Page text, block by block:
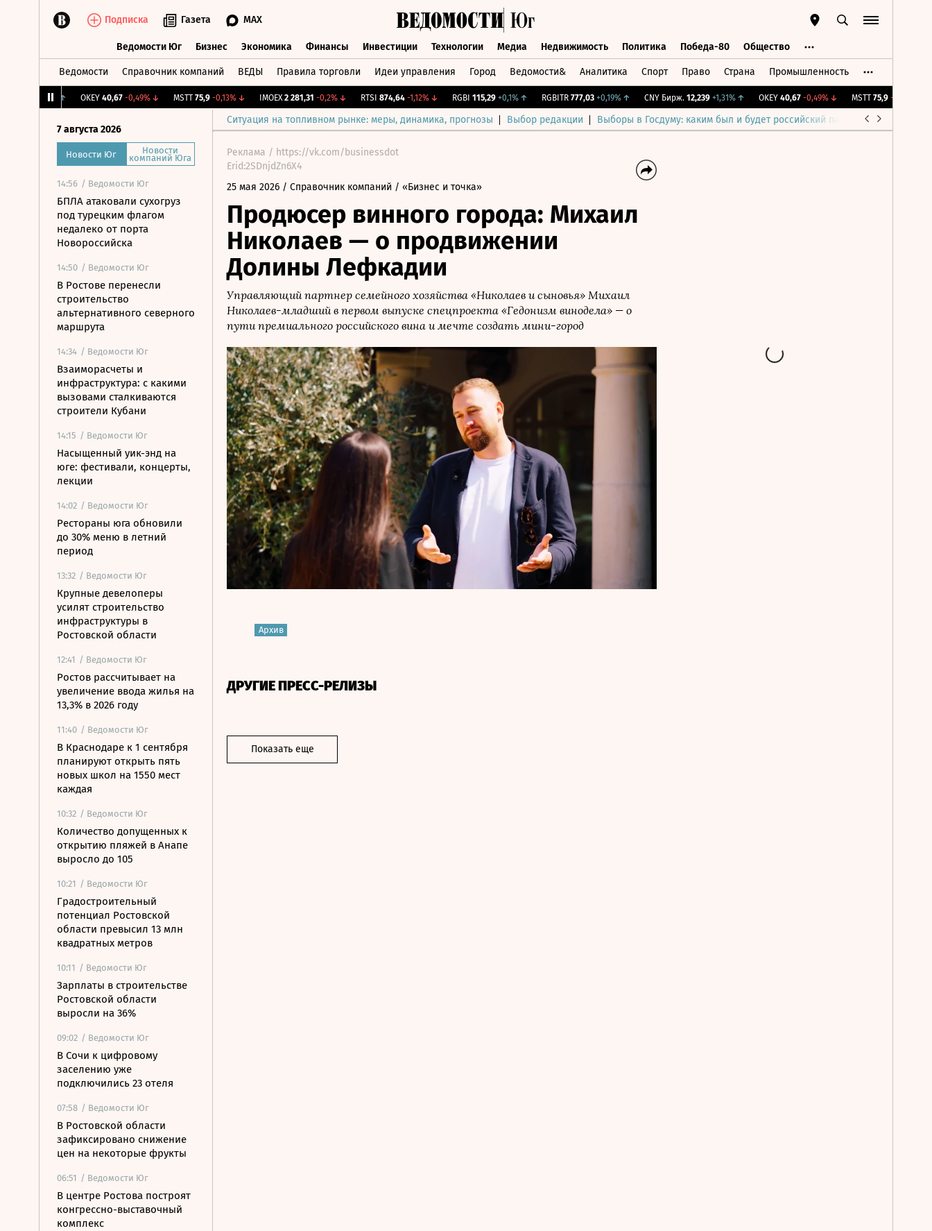
Подписка Газета MAX
Ведомости Юг Бизнес Экономика Финансы Инвестиции Технологии Медиа Недвижимость Политика Победа-80 Общество
Ведомости Справочник компаний ВЕДЫ Правила торговли Идеи управления Город Ведомости& Аналитика Спорт Право Страна Промышленность
OKEY 40,67 -0,49%↓ MSTT 75,9 -0,13%↓ IMOEX 2 281,31 -0,2%↓ RTSI 874,64 -1,12%↓ RGBI 115,29 +0,1%↑ RGBITR 777,03 +0,19%↑ CNY Бирж. 12,239 +1,31%↑ OKEY 40,67 -0,49%↓ MSTT 75,9 -0,13%
Ситуация на топливном рынке: меры, динамика, прогнозы Выбор редакции Выборы в Госдуму: каким был и будет российский парламент
7 августа 2026
Новости Юг Новости
компаний Юга
14:56 / Ведомости Юг
БПЛА атаковали сухогруз
под турецким флагом
недалеко от порта
Новороссийска
14:50 / Ведомости Юг
В Ростове перенесли
строительство
альтернативного северного
маршрута
14:34 / Ведомости Юг
Взаиморасчеты и
инфраструктура: с какими
вызовами сталкиваются
строители Кубани
14:15 / Ведомости Юг
Насыщенный уик-энд на
юге: фестивали, концерты,
лекции
14:02 / Ведомости Юг
Рестораны юга обновили
до 30% меню в летний
период
13:32 / Ведомости Юг
Крупные девелоперы
усилят строительство
инфраструктуры в
Ростовской области
12:41 / Ведомости Юг
Ростов рассчитывает на
увеличение ввода жилья на
13,3% в 2026 году
11:40 / Ведомости Юг
В Краснодаре к 1 сентября
планируют открыть пять
новых школ на 1550 мест
каждая
10:32 / Ведомости Юг
Количество допущенных к
открытию пляжей в Анапе
выросло до 105
10:21 / Ведомости Юг
Градостроительный
потенциал Ростовской
области превысил 13 млн
квадратных метров
10:11 / Ведомости Юг
Зарплаты в строительстве
Ростовской области
выросли на 36%
09:02 / Ведомости Юг
В Сочи к цифровому
заселению уже
подключились 23 отеля
07:58 / Ведомости Юг
В Ростовской области
зафиксировано снижение
цен на некоторые фрукты
06:51 / Ведомости Юг
В центре Ростова построят
конгрессно-выставочный
комплекс
Реклама / https://vk.com/businessdot
Erid:2SDnjdZn6X4
25 мая 2026 / Справочник компаний / «Бизнес и точка»
Продюсер винного города: Михаил
Николаев — о продвижении
Долины Лефкадии
Управляющий партнер семейного хозяйства «Николаев и сыновья» Михаил
Николаев-младший в первом выпуске спецпроекта «Гедонизм винодела» — о
пути премиального российского вина и мечте создать мини-город
Архив
ДРУГИЕ ПРЕСС-РЕЛИЗЫ
Показать еще